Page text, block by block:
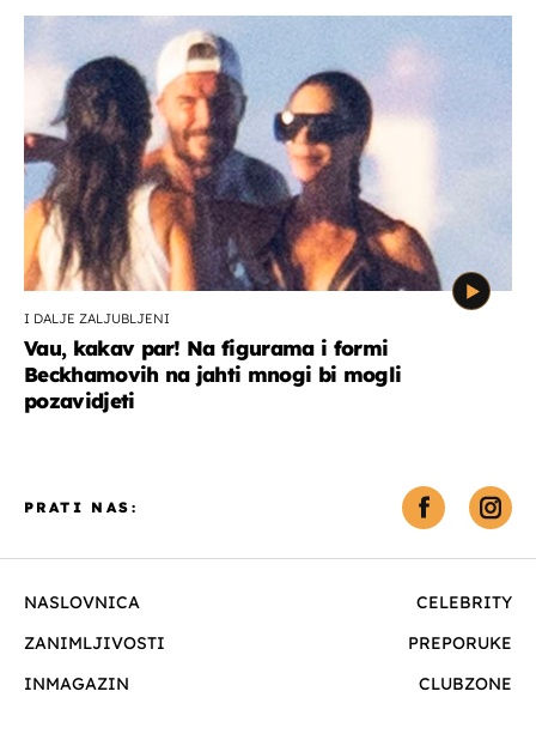
I DALJE ZALJUBLJENI
Vau, kakav par! Na figurama i formi
Beckhamovih na jahti mnogi bi mogli
pozavidjeti
NASLOVNICA
CELEBRITY
ZANIMLJIVOSTI
PREPORUKE
INMAGAZIN
CLUBZONE
PRATI NAS: